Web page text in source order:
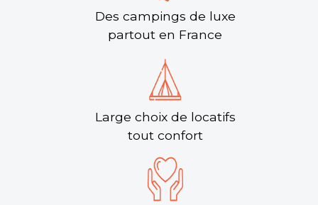
★ 3.6/5 (1248 avis)
/ nuit en emplacement
Découvrir
Des campings de luxe
partout en France
Large choix de locatifs
tout confort